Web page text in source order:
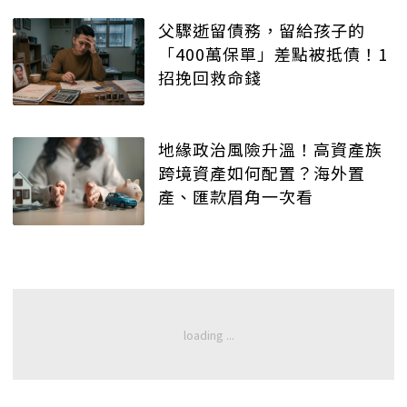
父驟逝留債務，留給孩子的
「400萬保單」差點被抵債！1
招挽回救命錢
地緣政治風險升溫！高資產族
跨境資產如何配置？海外置
產、匯款眉角一次看